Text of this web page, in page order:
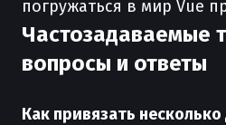
погружаться в мир Vue
Частозадаваемые
вопросы и ответы
Как привязать